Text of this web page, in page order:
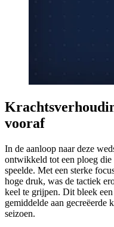
vooraf
In de aanloop naar deze
ontwikkeld tot een ploeg
speelde. Met een sterke
hoge druk, was de tactiek
keel te grijpen. Dit bleek
gemiddelde aan gecreëerde
seizoen.